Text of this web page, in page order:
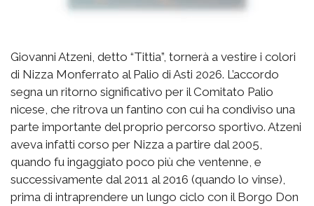
Giovanni Atzeni, detto “Tittia”, tornerà a vestire i colori
di Nizza Monferrato al Palio di Asti 2026. L’accordo
segna un ritorno significativo per il Comitato Palio
nicese, che ritrova un fantino con cui ha condiviso una
parte importante del proprio percorso sportivo. Atzeni
aveva infatti corso per Nizza a partire dal 2005,
quando fu ingaggiato poco più che ventenne, e
successivamente dal 2011 al 2016 (quando lo vinse),
prima di intraprendere un lungo ciclo con il Borgo Don